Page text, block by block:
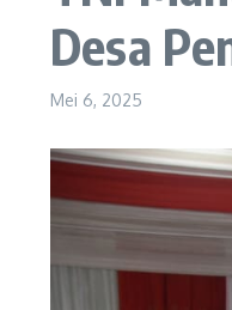
Desa
Mei 6, 2025